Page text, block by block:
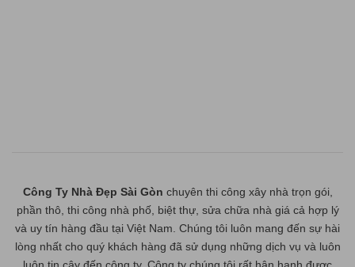
Công Ty Nhà Đẹp Sài Gòn chuyên thi công xây nhà trọn gói,
phần thô, thi công nhà phố, biệt thự, sửa chữa nhà giá cả hợp lý
và uy tín hàng đầu tại Việt Nam. Chúng tôi luôn mang đến sự hài
lòng nhất cho quý khách hàng đã sử dụng những dịch vụ và luôn